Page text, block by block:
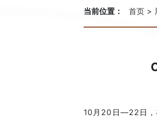
当前位置： 首页
10月20日—22日，